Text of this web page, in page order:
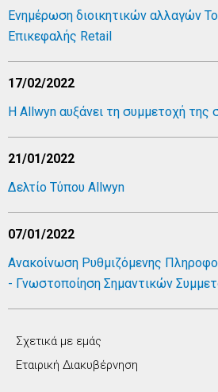
Ενημέρωση διοικητικών αλλαγών
Επικεφαλής Retail
17/02/2022
Η Allwyn αυξάνει τη συμμετοχή
21/01/2022
Δελτίο Τύπου Allwyn
07/01/2022
Ανακοίνωση Ρυθμιζόμενης
- Γνωστοποίηση Σημαντικών
Σχετικά με εμάς
Εταιρική Διακυβέρνηση